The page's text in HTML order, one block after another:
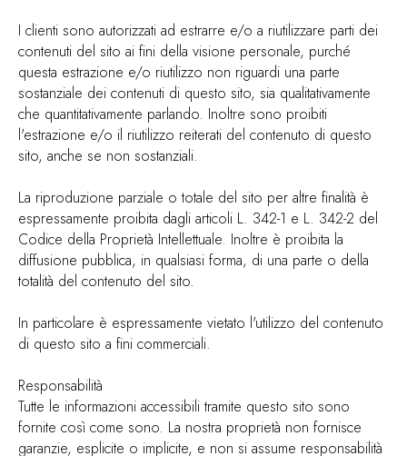
I clienti sono autorizzati ad estrarre e/o a riutilizzare parti dei
contenuti del sito ai fini della visione personale, purché
questa estrazione e/o riutilizzo non riguardi una parte
sostanziale dei contenuti di questo sito, sia qualitativamente
che quantitativamente parlando. Inoltre sono proibiti
l'estrazione e/o il riutilizzo reiterati del contenuto di questo
sito, anche se non sostanziali.
La riproduzione parziale o totale del sito per altre finalità è
espressamente proibita dagli articoli L. 342-1 e L. 342-2 del
Codice della Proprietà Intellettuale. Inoltre è proibita la
diffusione pubblica, in qualsiasi forma, di una parte o della
totalità del contenuto del sito.
In particolare è espressamente vietato l'utilizzo del contenuto
di questo sito a fini commerciali.
Responsabilità
Tutte le informazioni accessibili tramite questo sito sono
fornite così come sono. La nostra proprietà non fornisce
garanzie, esplicite o implicite, e non si assume responsabilità